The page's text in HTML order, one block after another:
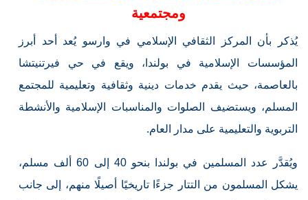
ومجتمعية
يُذكر بأن المركز الثقافي الإسلامي في وارسو يُعد أحد أبرز
المؤسسات الإسلامية في بولندا، ويقع في حي فيرتنيتشا
بالعاصمة، حيث يقدم خدمات دينية وثقافية وتعليمية للمجتمع
المسلم، ويستضيف الصلوات والمناسبات الإسلامية والأنشطة
التربوية والتعليمية على مدار العام.
ويُقدَّر عدد المسلمين في بولندا بنحو 40 إلى 60 ألف مسلم،
يشكل المسلمون من التتار جزءًا تاريخيًا أصيلًا منهم، إلى جانب